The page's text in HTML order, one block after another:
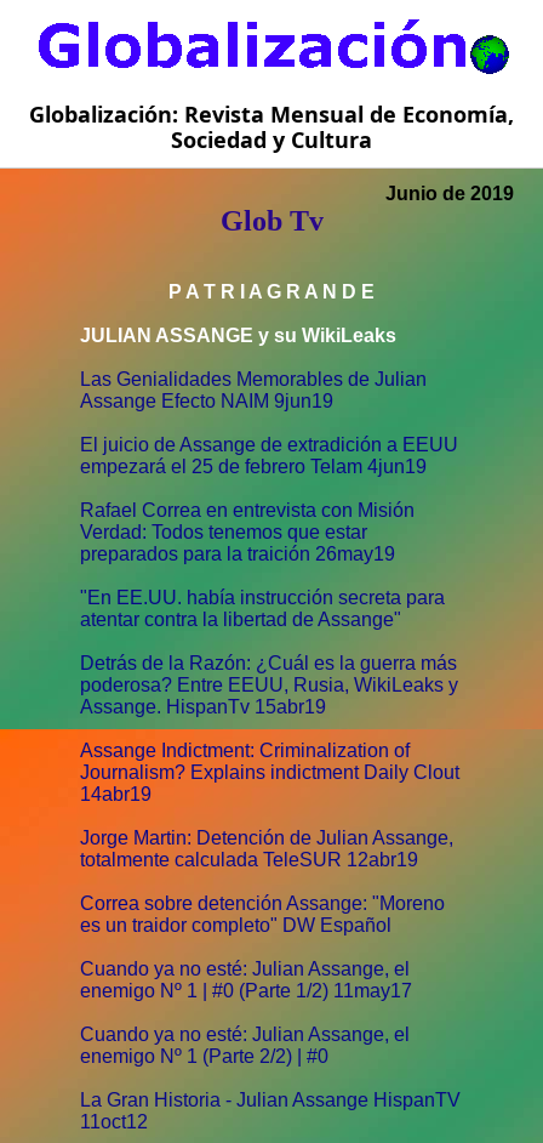
Globalización: Revista Mensual de Economía,
Sociedad y Cultura
Junio de 2019
Glob Tv
P A T R I A G R A N D E
JULIAN ASSANGE y su WikiLeaks
Las Genialidades Memorables de Julian
Assange Efecto NAIM 9jun19
El juicio de Assange de extradición a EEUU
empezará el 25 de febrero Telam 4jun19
Rafael Correa en entrevista con Misión
Verdad: Todos tenemos que estar
preparados para la traición 26may19
"En EE.UU. había instrucción secreta para
atentar contra la libertad de Assange"
Detrás de la Razón: ¿Cuál es la guerra más
poderosa? Entre EEUU, Rusia, WikiLeaks y
Assange. HispanTv 15abr19
Assange Indictment: Criminalization of
Journalism? Explains indictment Daily Clout
14abr19
Jorge Martin: Detención de Julian Assange,
totalmente calculada TeleSUR 12abr19
Correa sobre detención Assange: "Moreno
es un traidor completo" DW Español
Cuando ya no esté: Julian Assange, el
enemigo Nº 1 | #0 (Parte 1/2) 11may17
Cuando ya no esté: Julian Assange, el
enemigo Nº 1 (Parte 2/2) | #0
La Gran Historia - Julian Assange HispanTV
11oct12